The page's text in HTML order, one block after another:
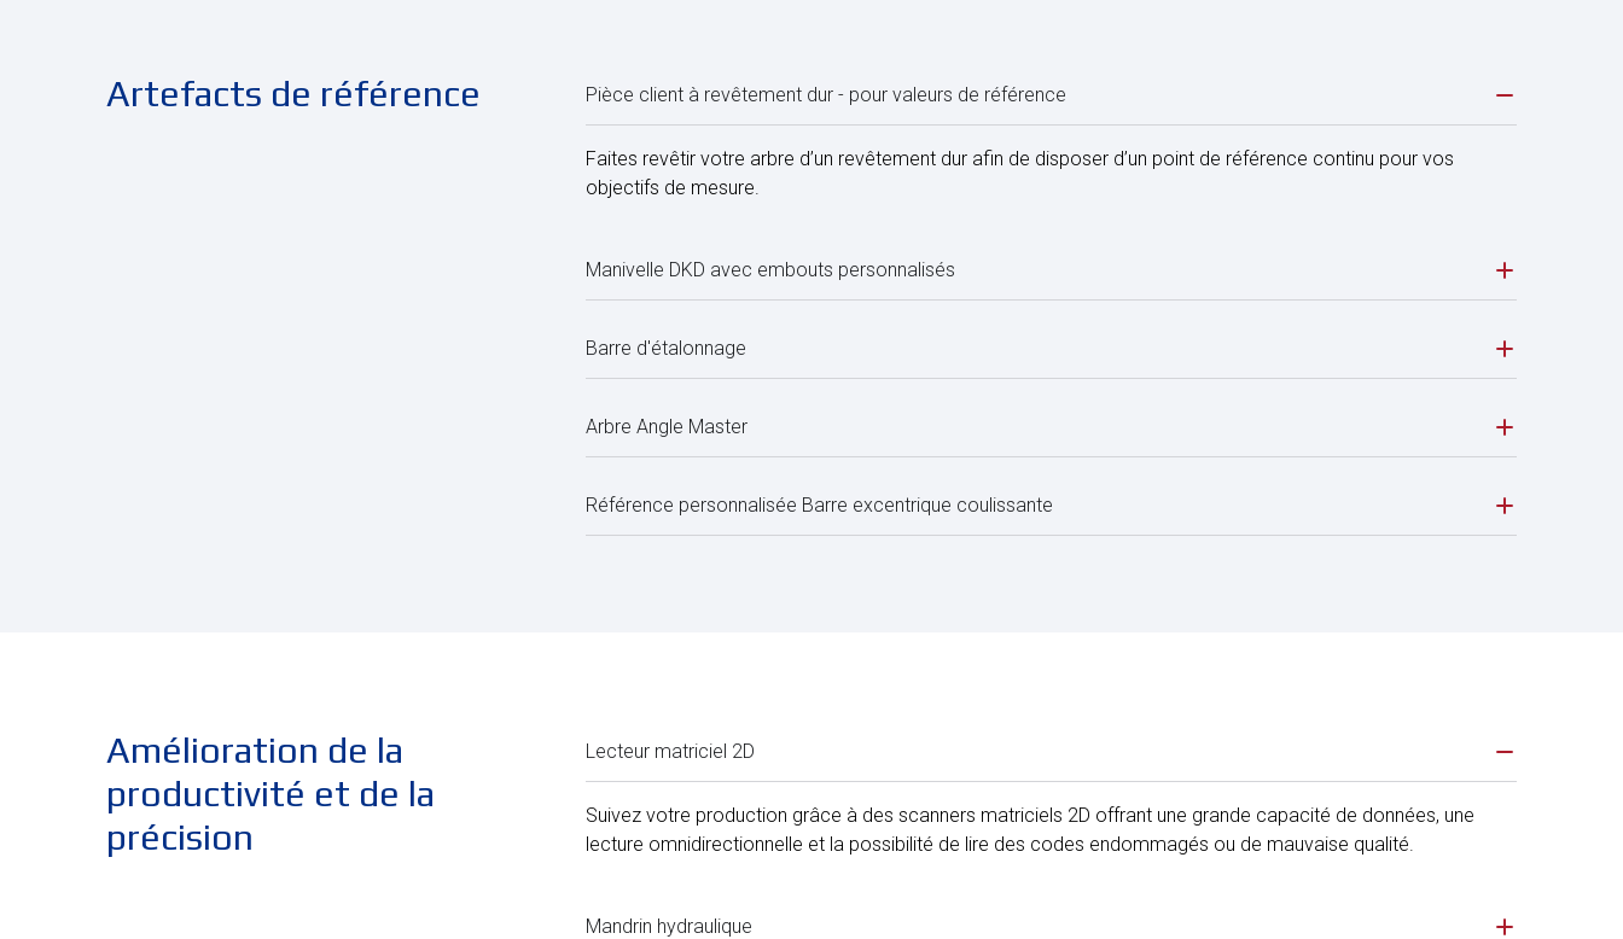
Artefacts de référence Pièce client à revêtement dur - pour valeurs de référence
Faites revêtir votre arbre d’un revêtement dur afin de disposer d’un point de référence continu pour vos
objectifs de mesure.
Manivelle DKD avec embouts personnalisés
Barre d'étalonnage
Arbre Angle Master
Référence personnalisée Barre excentrique coulissante
Amélioration de la
productivité et de la
précision
Lecteur matriciel 2D
Suivez votre production grâce à des scanners matriciels 2D offrant une grande capacité de données, une
lecture omnidirectionnelle et la possibilité de lire des codes endommagés ou de mauvaise qualité.
Mandrin hydraulique